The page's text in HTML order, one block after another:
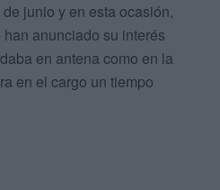
junio y en esta ocasión,
anunciado su interés
en antena como en la
en el cargo un tiempo